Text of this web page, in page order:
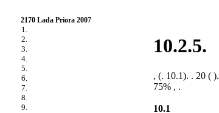
2170 Lada Priora 2007
1.
2.
3.
4.
5.
6.
7.
8.
9.
10.2.5.
, (. 10.1). . 20 ( ).
75% , .
10.1